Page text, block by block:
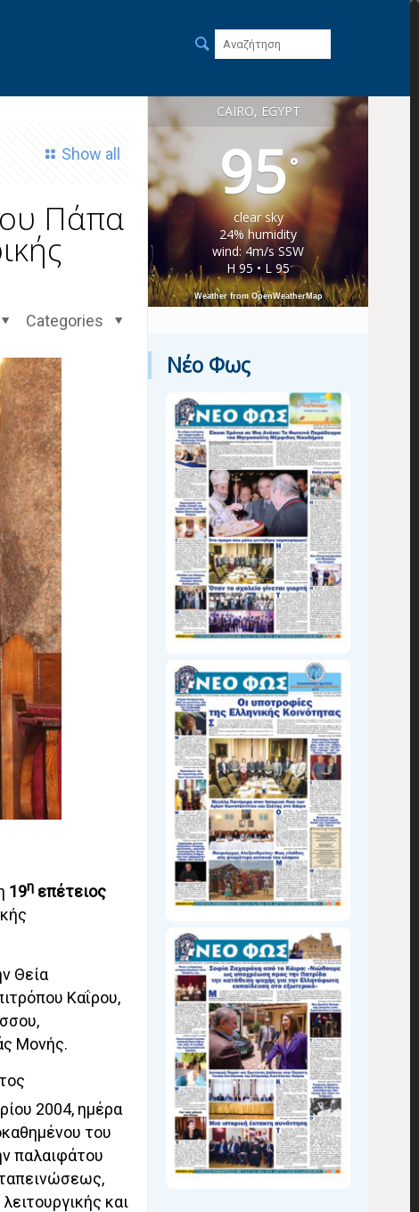
Show all
Πάπα
Categories
19ηεπέτειος
Θεία
Καΐρου,
Μονής.
2004, ημέρα
του
παλαιφάτου
και
CAIRO, EGYPT
95°
clear sky
24% humidity
wind: 4m/s SSW
H 95 • L 95
Weather from OpenWeatherMap
Νέο Φως